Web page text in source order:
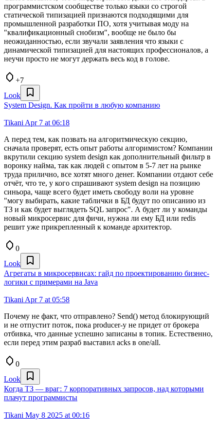
программистском сообществе только языки со строгой
статической типизацией признаются подходящими для
промышленной разработки ПО, хотя учитывая моду на
"квалификационный снобизм", вообще не было бы
неожиданностью, если звучали заявления что языки с
динамической типизацией для настоящих профессионалов, а
неучи просто не могут держать весь код в голове.
+7
Look
System Design. Как пройти в любую компанию
Tikani Apr 7 at 06:18
А перед тем, как позвать на алгоритмическую секцию,
сначала проверят, есть опыт работы алгоримистом? Компании
вкрутили секцию system design как дополнительный фильтр в
воронку найма, так как людей с опытом в 5-7 лет на рынке
труда прилично, все хотят много денег. Компании отдают себе
отчёт, что те, у кого спрашивают system design на позицию
синьора, чаще всего будет иметь свободу воли на уровне
"могу выбирать, какие таблички в БД будут по описанию из
ТЗ и как будет выглядеть SQL запрос". А будет ли у команды
новый микросервис для фичи, нужна ли ему БД или redis
решит уже прикрепленный к команде архитектор.
0
Look
Агрегаты в микросервисах: гайд по проектированию бизнес-
логики с примерами на Java
Tikani Apr 7 at 05:58
Почему не факт, что отправлено? Send() метод блокирующий
и не отпустит поток, пока producer-y не придет от брокера
отбивка, что данные успешно записаны в топик. Естественно,
если перед этим разраб выставил acks в one/all.
0
Look
Когда ТЗ — враг: 7 корпоративных запросов, над которыми
плачут программисты
Tikani May 8 2025 at 00:16